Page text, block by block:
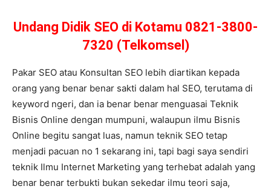
Undang Didik SEO di Kotamu 0821-3800-
7320 (Telkomsel)
Pakar SEO atau Konsultan SEO lebih diartikan kepada
orang yang benar benar sakti dalam hal SEO, terutama di
keyword ngeri, dan ia benar benar menguasai Teknik
Bisnis Online dengan mumpuni, walaupun ilmu Bisnis
Online begitu sangat luas, namun teknik SEO tetap
menjadi pacuan no 1 sekarang ini, tapi bagi saya sendiri
teknik Ilmu Internet Marketing yang terhebat adalah yang
benar benar terbukti bukan sekedar ilmu teori saja,